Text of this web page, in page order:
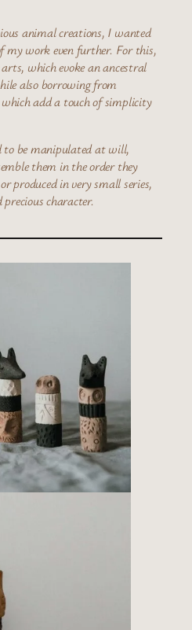
animal creations, I wanted
my work even further. For this,
which evoke an ancestral
also borrowing from
add a touch of simplicity
to be manipulated at will,
them in the order they
produced in very small series,
character.